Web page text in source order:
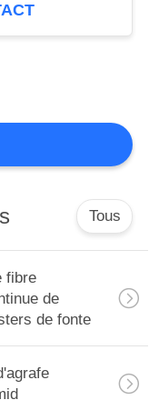
34
22
Tous
fibre
de
de fonte